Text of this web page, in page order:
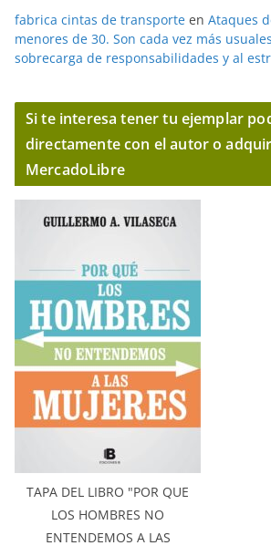
fabrica cintas de transporte en Ataques
menores de 30. Son cada vez más
sobrecarga de responsabilidades y al
Si te interesa tener tu ejemplar
directamente con el autor o
MercadoLibre
TAPA DEL LIBRO "POR QUE
LOS HOMBRES NO
ENTENDEMOS A LAS